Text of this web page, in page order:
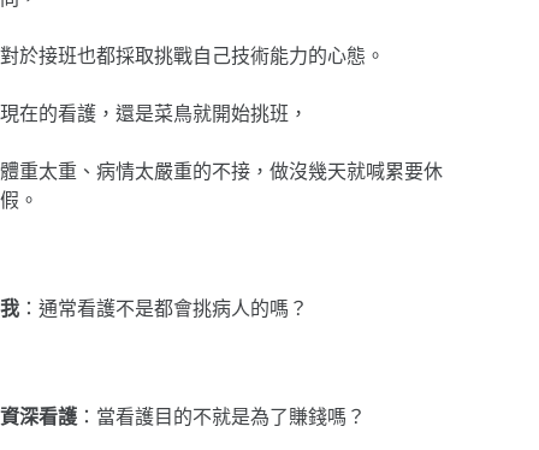
對於接班也都採取挑戰自己技術能力的心態。
現在的看護，還是菜鳥就開始挑班，
體重太重、病情太嚴重的不接，做沒幾天就喊累要休
假。
我 ：通常看護不是都會挑病人的嗎？
資深看護 ：當看護目的不就是為了賺錢嗎？